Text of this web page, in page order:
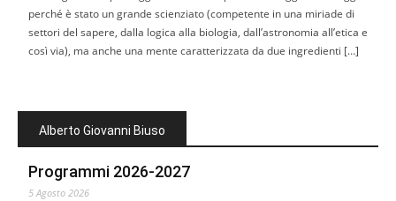
perché è stato un grande scienziato (competente in una miriade di
settori del sapere, dalla logica alla biologia, dall’astronomia all’etica e
così via), ma anche una mente caratterizzata da due ingredienti […]
Alberto Giovanni Biuso
Programmi 2026-2027
5 Agosto 2026